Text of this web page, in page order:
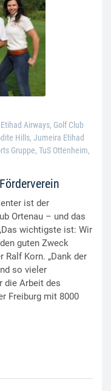
Etihad Airways, Golf Club
Hills, Jumeira Etihad
Gruppe, TuS Ottenheim,
ist der
Ortenau – und das
wichtigste ist: Wir
guten Zweck
Ralf Korn. „Dank der
so vieler
die Arbeit des
Freiburg mit 8000